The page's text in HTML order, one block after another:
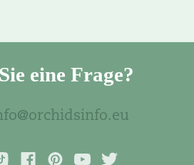
eine Frage?